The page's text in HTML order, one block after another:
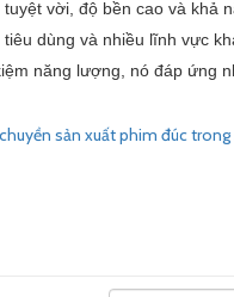
vời, độ bền cao và khả
dùng và nhiều lĩnh vực
năng lượng, nó đáp ứng
sản xuất phim đúc trong